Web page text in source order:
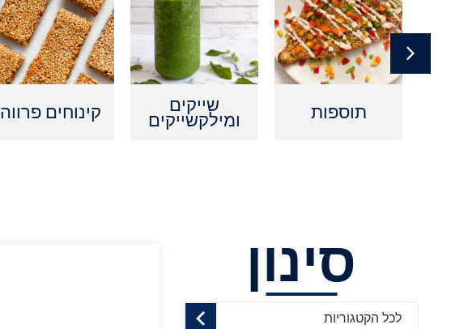
תוספות שייקים
ומילקשייקים קינוחים פרווה
סינון
לכל הקטגוריות